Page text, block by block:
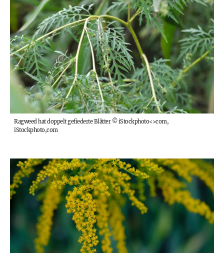
Ragweed hat doppelt gefiederte Blätter©iStockphoto<>com,
iStockphoto,com